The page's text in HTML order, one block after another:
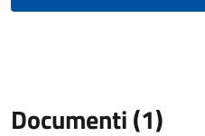
Documenti (1)